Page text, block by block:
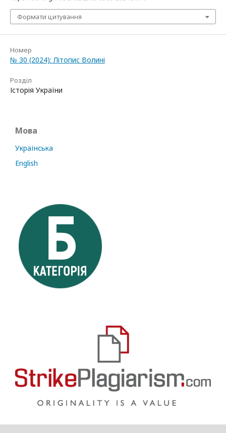
Формати цитування
Номер
№ 30 (2024): Літопис Волині
Розділ
Історія України
Мова
Українська
English